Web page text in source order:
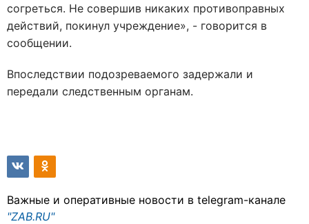
согреться. Не совершив никаких противоправных
действий, покинул учреждение», - говорится в
сообщении.
Впоследствии подозреваемого задержали и
передали следственным органам.
Важные и оперативные новости в telegram-канале
"ZAB.RU"